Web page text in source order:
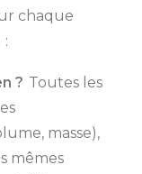
chaque
? Toutes les
masse),
mêmes